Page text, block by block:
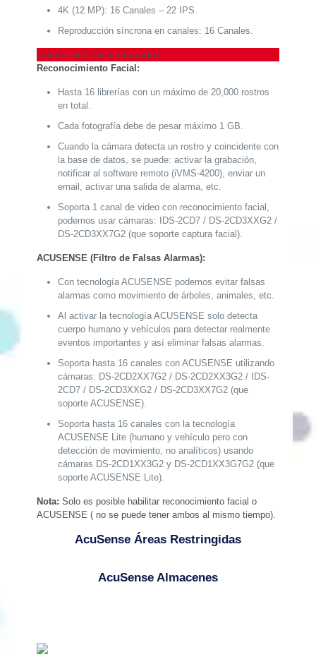
4K (12 MP): 16 Canales – 22 IPS.
Reproducción síncrona en canales: 16 Canales.
Características destacadas:
Reconocimiento Facial:
Hasta 16 librerías con un máximo de 20,000 rostros
en total.
Cada fotografía debe de pesar máximo 1 GB.
Cuando la cámara detecta un rostro y coincidente con
la base de datos, se puede: activar la grabación,
notificar al software remoto (iVMS-4200), enviar un
email, activar una salida de alarma, etc.
Soporta 1 canal de video con reconocimiento facial,
podemos usar cámaras: IDS-2CD7 / DS-2CD3XXG2 /
DS-2CD3XX7G2 (que soporte captura facial).
ACUSENSE (Filtro de Falsas Alarmas):
Con tecnología ACUSENSE podemos evitar falsas
alarmas como movimiento de árboles, animales, etc.
Al activar la tecnología ACUSENSE solo detecta
cuerpo humano y vehículos para detectar realmente
eventos importantes y así eliminar falsas alarmas.
Soporta hasta 16 canales con ACUSENSE utilizando
cámaras: DS-2CD2XX7G2 / DS-2CD2XX3G2 / IDS-
2CD7 / DS-2CD3XXG2 / DS-2CD3XX7G2 (que
soporte ACUSENSE).
Soporta hasta 16 canales con la tecnología
ACUSENSE Lite (humano y vehículo pero con
detección de movimiento, no analíticos) usando
cámaras DS-2CD1XX3G2 y DS-2CD1XX3G7G2 (que
soporte ACUSENSE Lite).
Nota: Solo es posible habilitar reconocimiento facial o
ACUSENSE ( no se puede tener ambos al mismo tiempo).
AcuSense Áreas Restringidas
AcuSense Almacenes